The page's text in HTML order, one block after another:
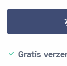
Gratis